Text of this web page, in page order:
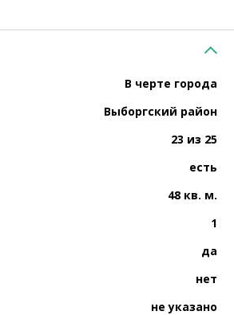
В черте города
Выборгский район
23 из 25
есть
48 кв. м.
1
да
нет
не указано